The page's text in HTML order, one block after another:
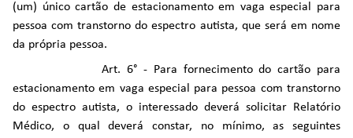
(um) único cartão de estacionamento em vaga especial para
pessoa com transtorno do espectro autista, que será em nome
da própria pessoa.
Art. 6° - Para fornecimento do cartão para
estacionamento em vaga especial para pessoa com transtorno
do espectro autista, o interessado deverá solicitar Relatório
Médico, o qual deverá constar, no mínimo, as seguintes